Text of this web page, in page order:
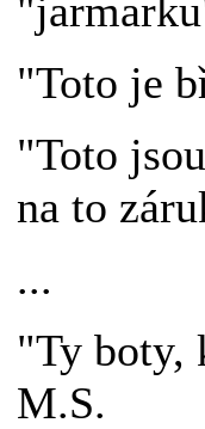
"Toto je
"Toto
na to
...
"Ty boty,
M.S.